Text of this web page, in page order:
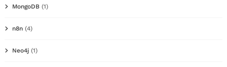
MongoDB (1)
n8n (4)
Neo4j (1)